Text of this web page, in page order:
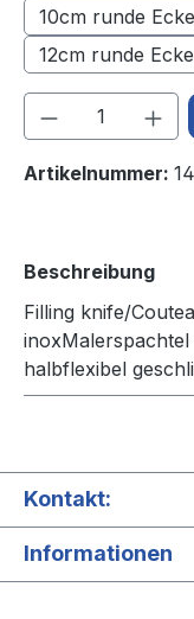
10cm runde
12cm runde
Produkt
Artikelnummer:
Beschreibung
Filling knife/
halbflexibel
Kontakt:
Informationen